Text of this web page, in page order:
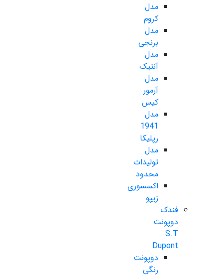
مدل
کروم
مدل
برنجی
مدل
آنتیک
مدل
آرمور
کیس
مدل
1941
رپلیکا
مدل
تولیدات
محدود
اکسسوری
زیپو
فندک
دوپونت
S.T
Dupont
دوپونت
رنگی